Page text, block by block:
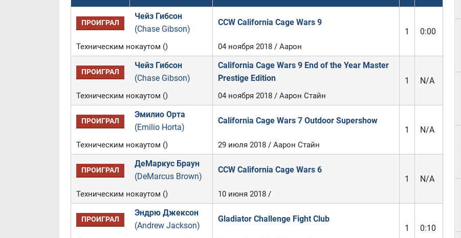
ПРОИГРАЛ
Чейз Гибсон
(Chase Gibson)
CCW California Cage Wars 9
1
0:00
Техническим нокаутом () 04 ноября 2018 / Аарон
ПРОИГРАЛ
Чейз Гибсон
(Chase Gibson)
California Cage Wars 9 End of the Year Master
Prestige Edition
1 N/A
Техническим нокаутом () 04 ноября 2018 / Аарон Стайн
ПРОИГРАЛ
Эмилио Орта
(Emilio Horta)
California Cage Wars 7 Outdoor Supershow
1
N/A
Техническим нокаутом () 29 июля 2018 / Аарон Стайн
ПРОИГРАЛ
ДеМаркус Браун
(DeMarcus Brown)
CCW California Cage Wars 6
1
N/A
Техническим нокаутом () 10 июня 2018 /
ПРОИГРАЛ
Эндрю Джексон
(Andrew Jackson)
Gladiator Challenge Fight Club
1
0:10